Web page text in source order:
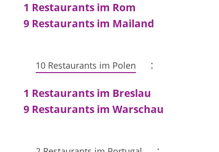
1 Restaurants im Rom
9 Restaurants im Mailand
10 Restaurants im Polen :
1 Restaurants im Breslau
9 Restaurants im Warschau